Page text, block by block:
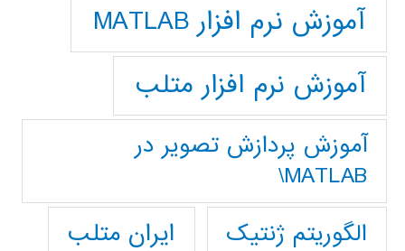
آموزش نرم افزار MATLAB
آموزش نرم افزار متلب
آموزش پردازش تصوير در
MATLAB\
الگوریتم ژنتیک
ایران متلب